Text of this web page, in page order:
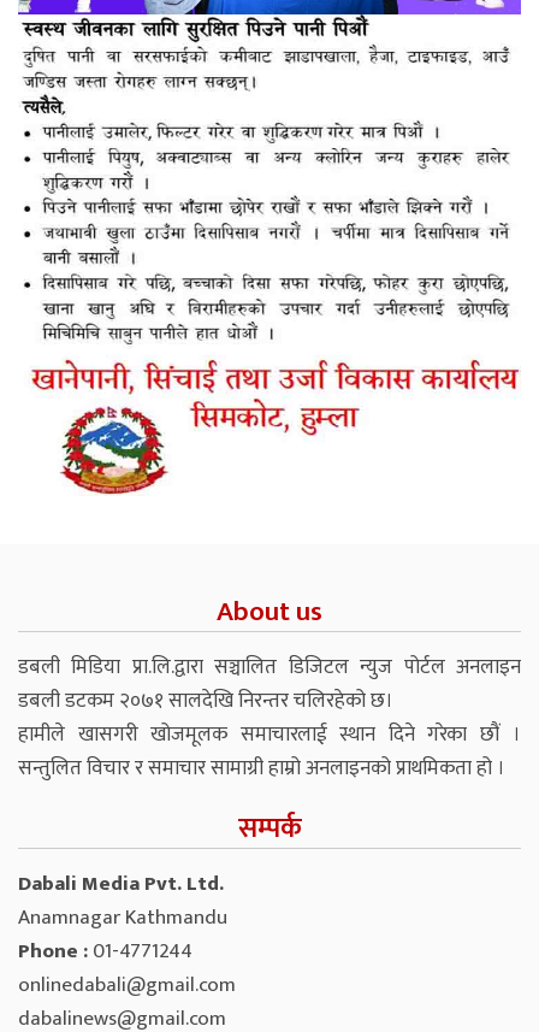
About us
डबली मिडिया प्रा.लि.द्वारा सञ्चालित डिजिटल न्युज पोर्टल अनलाइन
डबली डटकम २०७१ सालदेखि निरन्तर चलिरहेको छ।
हामीले खासगरी खोजमूलक समाचारलाई स्थान दिने गरेका छौं ।
सन्तुलित विचार र समाचार सामाग्री हाम्रो अनलाइनको प्राथमिकता हो ।
सम्पर्क
Dabali Media Pvt. Ltd.
Anamnagar Kathmandu
Phone :01-4771244
onlinedabali@gmail.com
dabalinews@gmail.com